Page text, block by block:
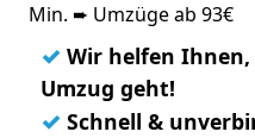
Min. ➨ Umzüge ab 93€
✓ Wir helfen
Umzug geht!
✓ Schnell &